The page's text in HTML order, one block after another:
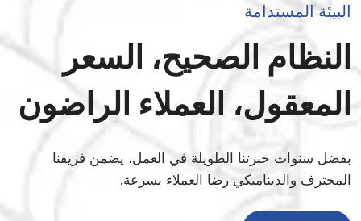
البيئة المستدامة
النظام الصحيح، السعر
المعقول، العملاء الراضون
بفضل سنوات خبرتنا الطويلة في العمل، يضمن فريقنا
المحترف والديناميكي رضا العملاء بسرعة.